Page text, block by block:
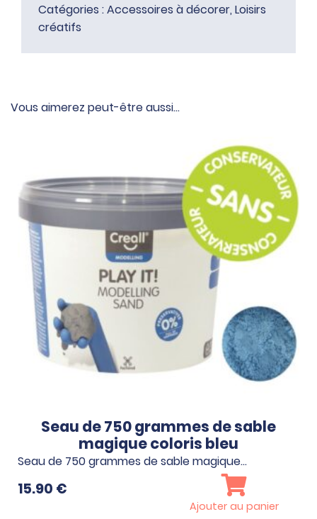
Catégories :Accessoires à décorer, Loisirs
créatifs
Vous aimerez peut-être aussi…
Seau de 750 grammes de sable
magique coloris bleu
Seau de 750 grammes de sable magique…
15.90 €
Ajouter au panier